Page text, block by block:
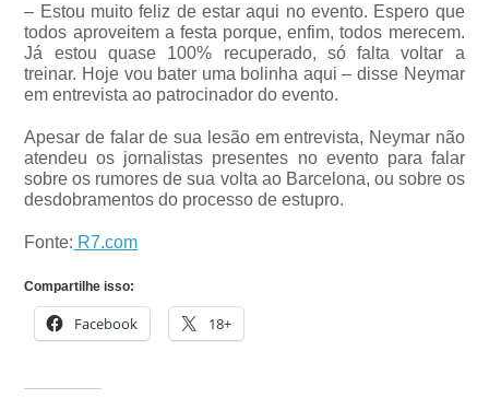
– Estou muito feliz de estar aqui no evento. Espero que
todos aproveitem a festa porque, enfim, todos merecem.
Já estou quase 100% recuperado, só falta voltar a
treinar. Hoje vou bater uma bolinha aqui – disse Neymar
em entrevista ao patrocinador do evento.
Apesar de falar de sua lesão em entrevista, Neymar não
atendeu os jornalistas presentes no evento para falar
sobre os rumores de sua volta ao Barcelona, ou sobre os
desdobramentos do processo de estupro.
Fonte: R7.com
Compartilhe isso:
Facebook 18+